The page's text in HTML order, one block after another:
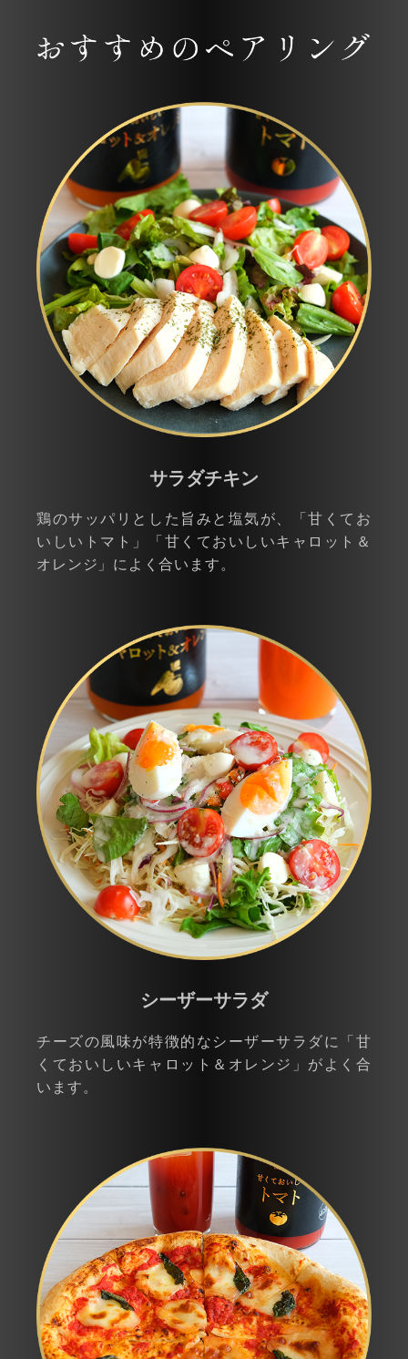
サラダチキン
鶏のサッパリとした旨みと塩気が、「甘くてお
いしいトマト」「甘くておいしいキャロット＆
オレンジ」によく合います。
シーザーサラダ
チーズの風味が特徴的なシーザーサラダに「甘
くておいしいキャロット＆オレンジ」がよく合
います。